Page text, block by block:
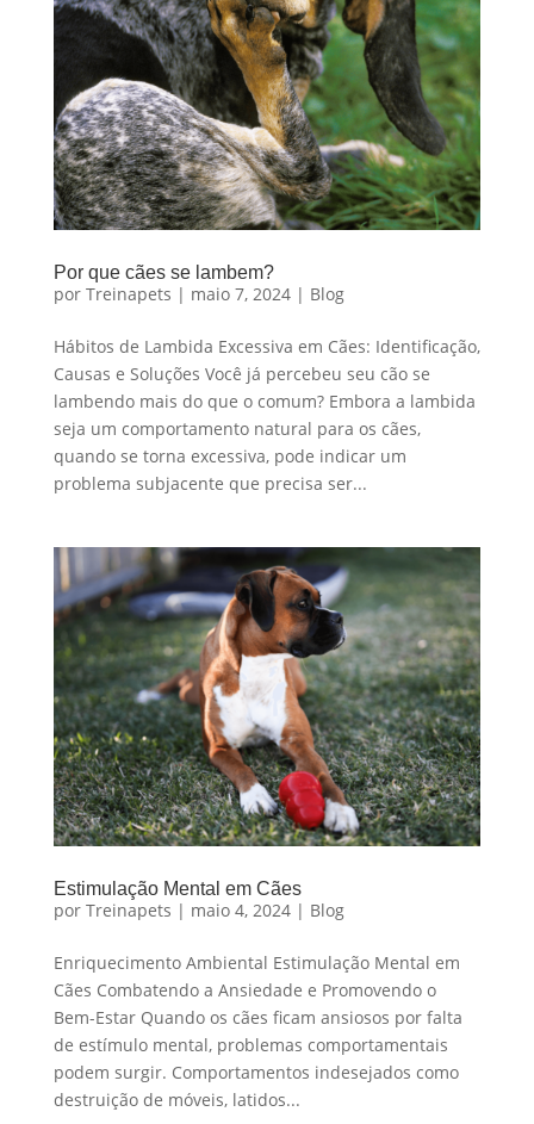
Por que cães se lambem?
por Treinapets | maio 7, 2024| Blog
Hábitos de Lambida Excessiva em Cães: Identificação,
Causas e Soluções Você já percebeu seu cão se
lambendo mais do que o comum? Embora a lambida
seja um comportamento natural para os cães,
quando se torna excessiva, pode indicar um
problema subjacente que precisa ser...
Estimulação Mental em Cães
por Treinapets | maio 4, 2024| Blog
Enriquecimento Ambiental Estimulação Mental em
Cães Combatendo a Ansiedade e Promovendo o
Bem-Estar Quando os cães ficam ansiosos por falta
de estímulo mental, problemas comportamentais
podem surgir. Comportamentos indesejados como
destruição de móveis, latidos...